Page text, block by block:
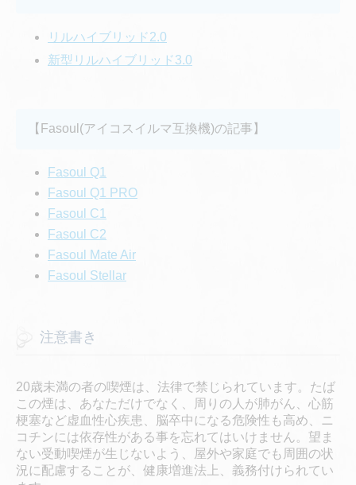
リルハイブリッド2.0
新型リルハイブリッド3.0
【Fasoul(アイコスイルマ互換機)の記事】
Fasoul Q1
Fasoul Q1 PRO
Fasoul C1
Fasoul C2
Fasoul Mate Air
Fasoul Stellar
注意書き
20歳未満の者の喫煙は、法律で禁じられています。たば
この煙は、あなただけでなく、周りの人が肺がん、心筋
梗塞など虚血性心疾患、脳卒中になる危険性も高め、ニ
コチンには依存性がある事を忘れてはいけません。望ま
ない受動喫煙が生じないよう、屋外や家庭でも周囲の状
況に配慮することが、健康増進法上、義務付けられてい